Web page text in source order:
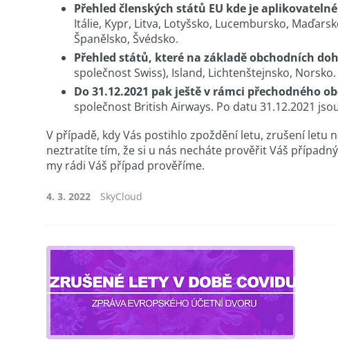
Přehled členských států EU kde je
Itálie, Kypr, Litva, Lotyšsko, Lucembursko,
Španělsko, Švédsko.
Přehled států, které na základě obchodních
společnost Swiss), Island, Lichtenštejnsko, Norsko.
Do 31.12.2021 pak ještě v rámci přechodného
společnost British Airways. Po datu 31.12.2021
V případě, kdy Vás postihlo zpoždění letu, zrušení letu
neztratíte tím, že si u nás necháte prověřit Váš
my rádi Váš případ prověříme.
4. 3. 2022 SkyCloud